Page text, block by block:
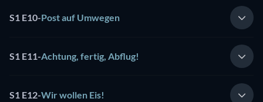
S1 E10-Post auf Umwegen
S1 E11-Achtung, fertig, Abflug!
S1 E12-Wir wollen Eis!